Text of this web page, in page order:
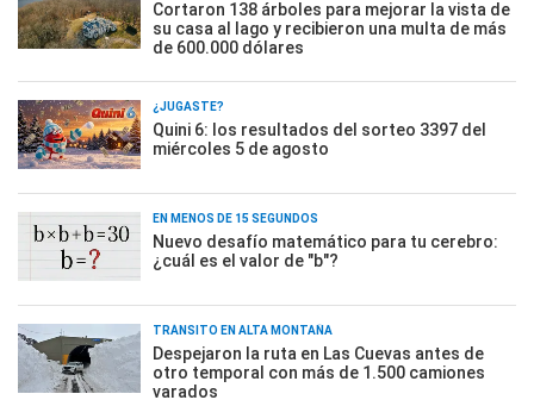
Cortaron 138 árboles para mejorar la vista de
su casa al lago y recibieron una multa de más
de 600.000 dólares
¿JUGASTE?
Quini 6: los resultados del sorteo 3397 del
miércoles 5 de agosto
EN MENOS DE 15 SEGUNDOS
Nuevo desafío matemático para tu cerebro:
¿cuál es el valor de "b"?
TRÁNSITO EN ALTA MONTAÑA
Despejaron la ruta en Las Cuevas antes de
otro temporal con más de 1.500 camiones
varados